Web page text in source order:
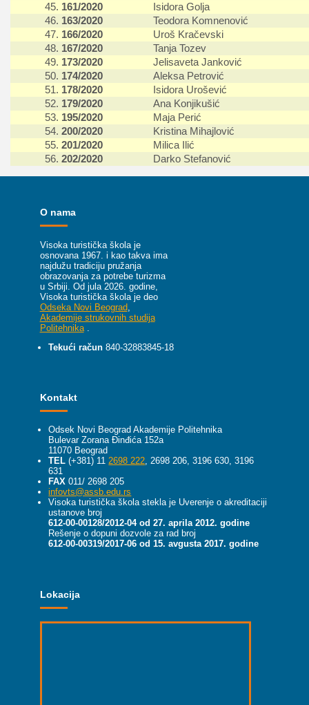
45. 161/2020
Isidora Golja
46. 163/2020
Teodora Komnenović
47. 166/2020
Uroš Kračevski
48. 167/2020
Tanja Tozev
49. 173/2020
Jelisaveta Janković
50. 174/2020
Aleksa Petrović
51. 178/2020
Isidora Urošević
52. 179/2020
Ana Konjikušić
53. 195/2020
Maja Perić
54. 200/2020
Kristina Mihajlović
55. 201/2020
Milica Ilić
56. 202/2020 Darko Stefanović
O nama
Visoka turistička škola je
osnovana 1967. i kao takva ima
najdužu tradiciju pružanja
obrazovanja za potrebe turizma
u Srbiji. Od jula 2026. godine,
Visoka turistička škola je deo
Odseka Novi Beograd
Akademije strukovnih studija
Politehnika
Tekući račun 840-32883845-18
Kontakt
Odsek Novi Beograd Akademije Politehnika
Bulevar Zorana Đinđića 152a
11070 Beograd
TEL (+381) 112698 222, 2698 206, 3196 630, 3196
631
FAX 011/ 2698 205
infovts@assb.edu.rs
Visoka turistička škola stekla je Uverenje o akreditaciji
ustanove broj
612-00-00128/2012-04 od 27. aprila 2012. godine
Rešenje o dopuni dozvole za rad broj
612-00-00319/2017-06 od 15. avgusta 2017. godine
Lokacija